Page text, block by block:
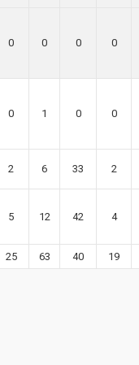
0 0 0 0
0 1 0 0
2 6 33 2
5 12 42 4
25 63 40 19